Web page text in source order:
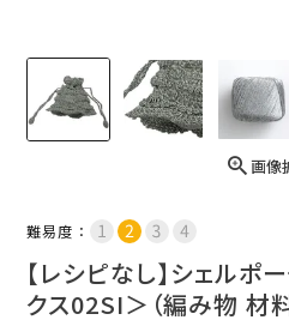
画像
難易度：
【レシピなし】シェルポ
クス02SI＞（編み物 材料